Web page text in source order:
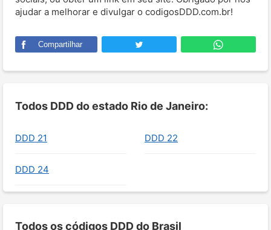
ajudar a melhorar e divulgar o codigosDDD.com.br!
Compartilhar
Todos DDD do estado Rio de Janeiro:
DDD 21 DDD 22
DDD 24
Todos os códigos DDD do Brasil